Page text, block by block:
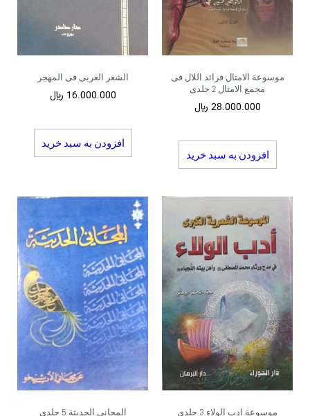
موسوعة الامثال فرائد اللال فی
مجمع الامثال 2 جلدی
28.000.000 ﷼
افزودن به سبد خرید
الشعر العربی فی المهجر
16.000.000 ﷼
افزودن به سبد خرید
موسوعة ادب الولاء 3 جلدی المجانی الحدیثة 5 جلدی